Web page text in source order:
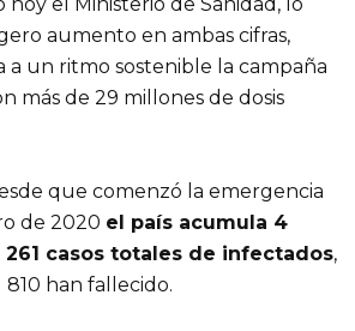
hoy el Ministerio de Sanidad, lo
aumento en ambas cifras,
a un ritmo sostenible la campaña
más de 29 millones de dosis
que comenzó la emergencia
de 2020 el país acumula 4
casos totales de infectados,
810 han fallecido.